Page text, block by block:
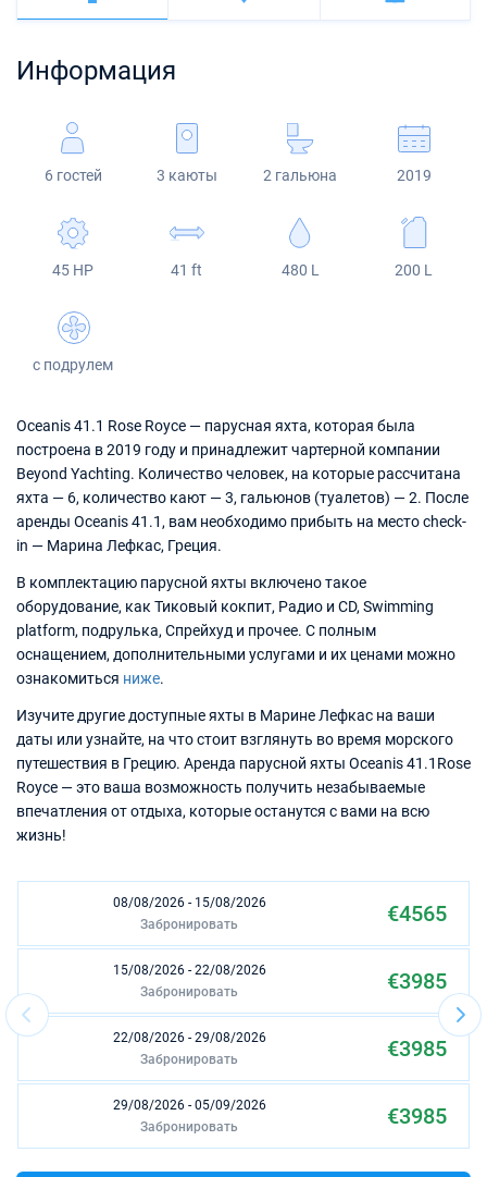
Мугла
ACI Марина Дубровник
Марина Веруда
Lagoon
Bali
Fountaine Pajot
Leopard
Bali 4.6
Bali 5.4
Astrea 42
Excess 11
Oceanis 51.1
Jeanneau 54
Sun Odyssey 440
Sun Odyssey 410
Dufour 46 GL
Сент-Люсия
Информация
6 гостей 3 каюты 2 гальюна 2019
45 HP 41 ft 480 L 200 L
с подрулем
Oceanis 41.1 Rose Royce — парусная яхта, которая была
построена в 2019 году и принадлежит чартерной компании
Beyond Yachting. Количество человек, на которые рассчитана
яхта — 6, количество кают — 3, гальюнов (туалетов) — 2. После
аренды Oceanis 41.1, вам необходимо прибыть на место check-
in — Марина Лефкас, Греция.
В комплектацию парусной яхты включено такое
оборудование, как Тиковый кокпит, Радио и CD, Swimming
platform, подрулька, Спрейхуд и прочее. С полным
оснащением, дополнительными услугами и их ценами можно
ознакомиться ниже.
Изучите другие доступные яхты в Марине Лефкас на ваши
даты или узнайте, на что стоит взглянуть во время морского
путешествия в Грецию. Аренда парусной яхты Oceanis 41.1Rose
Royce — это ваша возможность получить незабываемые
впечатления от отдыха, которые останутся с вами на всю
жизнь!
08/08/2026 - 15/08/2026 €4565
Забронировать
15/08/2026 - 22/08/2026 €3985
Забронировать
22/08/2026 - 29/08/2026 €3985
Забронировать
29/08/2026 - 05/09/2026 €3985
Забронировать
19/09/2026 - 26/09/2026